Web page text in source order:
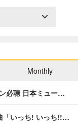
Monthly
必聴 日本ミュー…
いっち! いっち!!…